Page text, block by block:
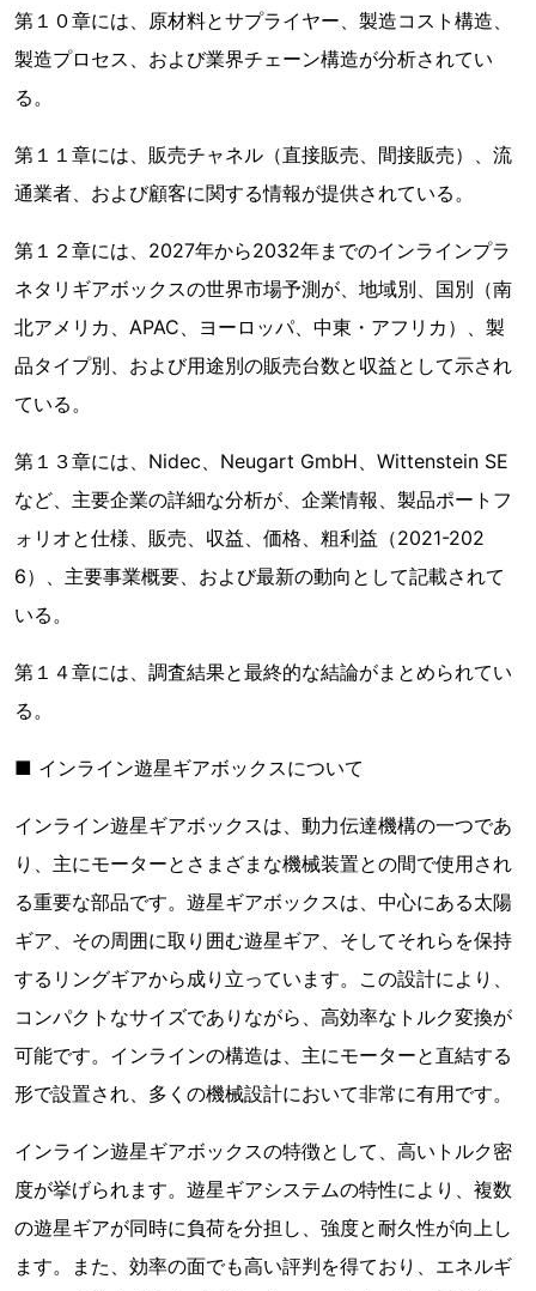
第１０章には、原材料とサプライヤー、製造コスト構造、
製造プロセス、および業界チェーン構造が分析されてい
る。
第１１章には、販売チャネル（直接販売、間接販売）、流
通業者、および顧客に関する情報が提供されている。
第１２章には、2027年から2032年までのインラインプラ
ネタリギアボックスの世界市場予測が、地域別、国別（南
北アメリカ、APAC、ヨーロッパ、中東・アフリカ）、製
品タイプ別、および用途別の販売台数と収益として示され
ている。
第１３章には、Nidec、Neugart GmbH、Wittenstein SE
など、主要企業の詳細な分析が、企業情報、製品ポートフ
ォリオと仕様、販売、収益、価格、粗利益（2021-202
6）、主要事業概要、および最新の動向として記載されて
いる。
第１４章には、調査結果と最終的な結論がまとめられてい
る。
■ インライン遊星ギアボックスについて
インライン遊星ギアボックスは、動力伝達機構の一つであ
り、主にモーターとさまざまな機械装置との間で使用され
る重要な部品です。遊星ギアボックスは、中心にある太陽
ギア、その周囲に取り囲む遊星ギア、そしてそれらを保持
するリングギアから成り立っています。この設計により、
コンパクトなサイズでありながら、高効率なトルク変換が
可能です。インラインの構造は、主にモーターと直結する
形で設置され、多くの機械設計において非常に有用です。
インライン遊星ギアボックスの特徴として、高いトルク密
度が挙げられます。遊星ギアシステムの特性により、複数
の遊星ギアが同時に負荷を分担し、強度と耐久性が向上し
ます。また、効率の面でも高い評判を得ており、エネルギ